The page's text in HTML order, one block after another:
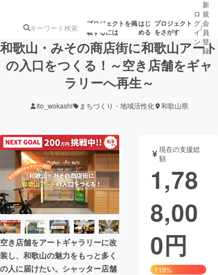
プロジェクトを掲
載するには
はじ
める
プロジェクト
をさがす
注目のリ 注目の新着プロ募集終了が近いプ
テクノロジー・ガジェット
映像・映画 書籍・雑誌
ビジネス・起業 チャレンジ
まちづくり・地域活性化
CAMPFIRE for Social Good
CAMPFIRE Creation
ロ
グ
イ
ン
/
新
規
会
員
登
録
和歌山・みその商店街に和歌山アート
の入口をつくる！～空き店舗をギャ
ラリーへ再生～
ito_wokashi まちづくり・地域活性化 和歌山県
空き店舗をアートギャラリーに改
装し、和歌山の魅力をもっと多く
の人に届けたい。シャッター店舗
現在の支援総
額
1,78
8,00
0円
119%